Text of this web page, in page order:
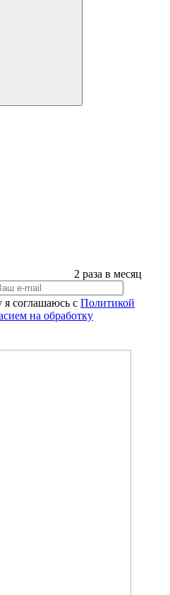
2 раза в месяц
соглашаюсь с Политикой
на обработку